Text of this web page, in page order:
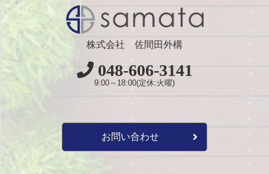
株式会社 佐間田外構
048-606-3141
9:00～18:00(定休:火曜)
お問い合わせ